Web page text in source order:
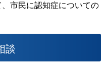
市民に認知症についての
談